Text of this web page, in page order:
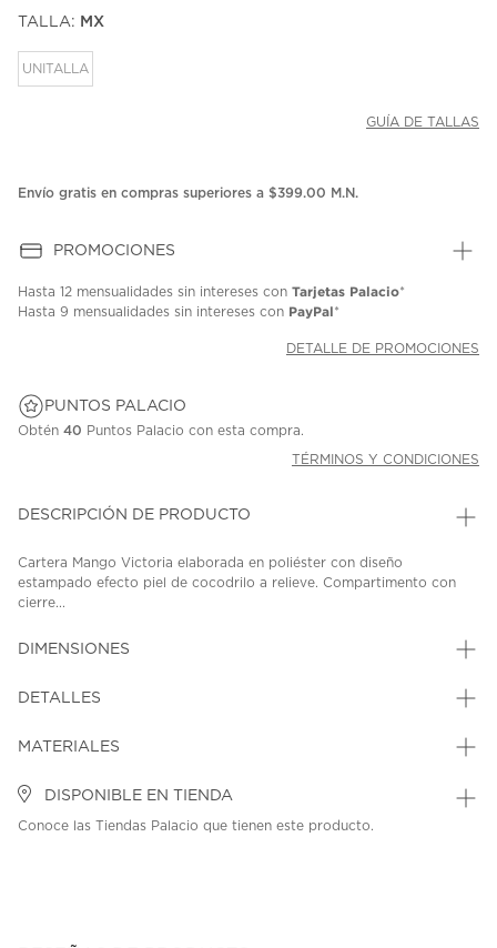
TALLA: MX
UNITALLA
GUÍA DE TALLAS
Envío gratis en compras superiores a $399.00 M.N.
PROMOCIONES
Hasta 12 mensualidades sin intereses con Tarjetas Palacio*
Hasta 9 mensualidades sin intereses con PayPal*
DETALLE DE PROMOCIONES
PUNTOS PALACIO
Obtén 40 Puntos Palacio con esta compra.
TÉRMINOS Y CONDICIONES
DESCRIPCIÓN DE PRODUCTO
Cartera Mango Victoria elaborada en poliéster con diseño
estampado efecto piel de cocodrilo a relieve. Compartimento con
cierre...
DIMENSIONES
DETALLES
MATERIALES
DISPONIBLE EN TIENDA
Conoce las Tiendas Palacio que tienen este producto.